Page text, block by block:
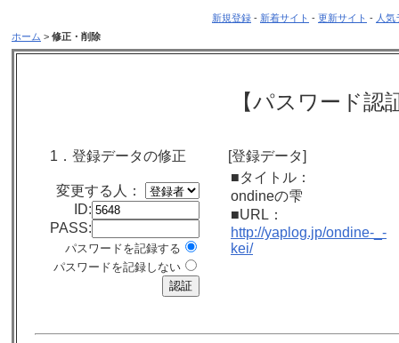
新規登録 - 新着サイト - 更新サイト - 人
ホーム > 修正・削除
【パスワード認
1．登録データの修正
変更する人：
ID:
PASS:
パスワードを記録する
パスワードを記録しない
[登録データ]
■タイトル：
ondineの雫
■URL：
http://yaplog.jp/ondine-_-
kei/